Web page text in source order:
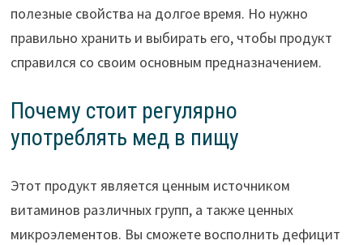
полезные свойства на долгое время. Но нужно
правильно хранить и выбирать его, чтобы продукт
справился со своим основным предназначением.
Почему стоит регулярно
употреблять мед в пищу
Этот продукт является ценным источником
витаминов различных групп, а также ценных
микроэлементов. Вы сможете восполнить дефицит